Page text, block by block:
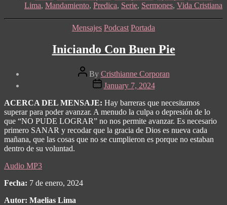
Lima, Mandamiento, Predica, Serie, Sermones, Vida Cristiana
Categories
Mensajes Podcast Portada
Iniciando Con Buen Pie
Post
author
By Cristhianne Corporan
Post
date
January 7, 2024
ACERCA DEL MENSAJE: Hay barreras que necesitamos
superar para poder avanzar. A menudo la culpa o depresión de lo
que “NO PUDE LOGRAR” no nos permite avanzar. Es necesario
primero SANAR y recodar que la gracia de Dios es nueva cada
mañana, que las cosas que no se cumplieron es porque no estaban
dentro de su voluntad.
Audio MP3
Fecha: 7 de enero, 2024
Autor: Maelias Lima